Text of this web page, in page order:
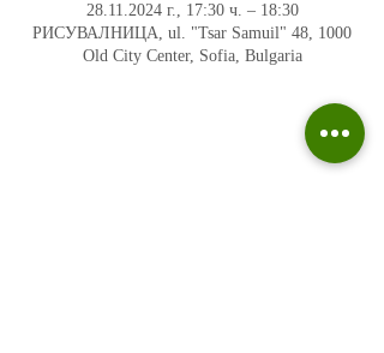
28.11.2024 г., 17:30 ч. – 18:30
РИСУВАЛНИЦА, ul. "Tsar Samuil" 48, 1000
Old City Center, Sofia, Bulgaria